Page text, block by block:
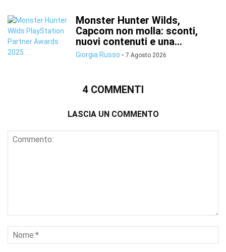
Monster Hunter Wilds,
Capcom non molla: sconti,
nuovi contenuti e una...
Giorgia Russo - 7 Agosto 2026
4 COMMENTI
LASCIA UN COMMENTO